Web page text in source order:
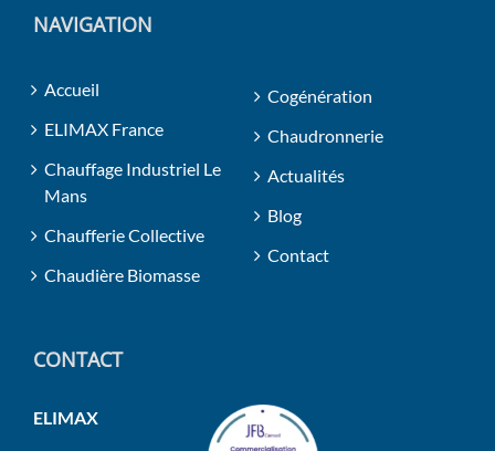
NAVIGATION
Accueil
ELIMAX France
Chauffage Industriel Le
Mans
Chaufferie Collective
Chaudière Biomasse
Cogénération
Chaudronnerie
Actualités
Blog
Contact
CONTACT
ELIMAX